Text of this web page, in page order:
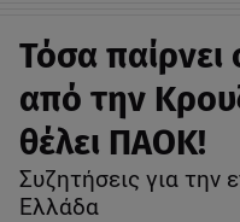
Τόσα παίρνει
από την
θέλει ΠΑΟΚ!
Συζητήσεις για την
Ελλάδα